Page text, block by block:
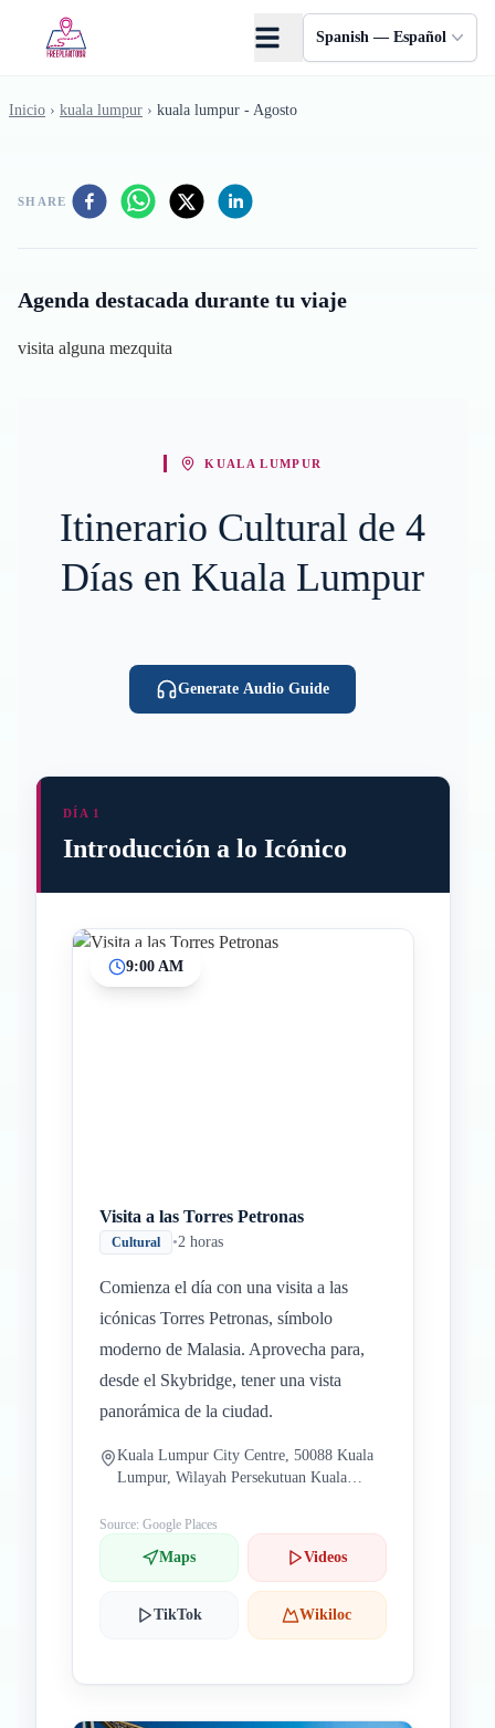
Spanish — Español
Inicio › kuala lumpur › kuala lumpur - Agosto
SHARE
Agenda destacada durante tu viaje
visita alguna mezquita
KUALA LUMPUR
Itinerario Cultural de 4
Días en Kuala Lumpur
Generate Audio Guide
DÍA 1
Introducción a lo Icónico
9:00 AM
Visita a las Torres Petronas
Cultural •2 horas
Comienza el día con una visita a las
icónicas Torres Petronas, símbolo
moderno de Malasia. Aprovecha para,
desde el Skybridge, tener una vista
panorámica de la ciudad.
Kuala Lumpur City Centre, 50088 Kuala
Lumpur, Wilayah Persekutuan Kuala
Source: Google Places
Maps Videos
TikTok Wikiloc